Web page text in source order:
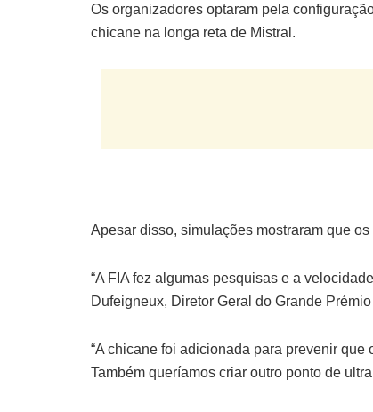
Os organizadores optaram pela
chicane na longa reta de Mistral.
Apesar disso, simulações mostraram que
“A FIA fez algumas pesquisas e a
Dufeigneux, Diretor Geral do Grande
“A chicane foi adicionada para prevenir
Também queríamos criar outro ponto de